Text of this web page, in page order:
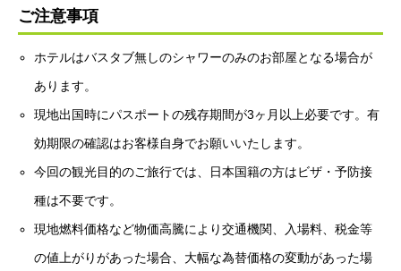
ご注意事項
ホテルはバスタブ無しのシャワーのみのお部屋となる場合が
あります。
現地出国時にパスポートの残存期間が3ヶ月以上必要です。有
効期限の確認はお客様自身でお願いいたします。
今回の観光目的のご旅行では、日本国籍の方はビザ・予防接
種は不要です。
現地燃料価格など物価高騰により交通機関、入場料、税金等
の値上がりがあった場合、大幅な為替価格の変動があった場